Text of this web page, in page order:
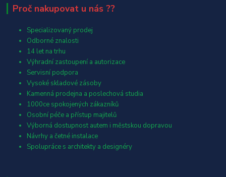
Proč nakupovat u nás ??
Specializovaný prodej
Odborné znalosti
14 let na trhu
Výhradní zastoupení a autorizace
Servisní podpora
Vysoké skladové zásoby
Kamenná prodejna a poslechová studia
1000ce spokojených zákazníků
Osobní péče a přístup majitelů
Výborná dostupnost autem i městskou dopravou
Návrhy a četné instalace
Spolupráce s architekty a designéry